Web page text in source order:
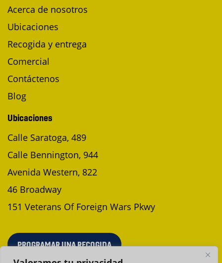
Acerca de nosotros
Ubicaciones
Recogida y entrega
Comercial
Contáctenos
Blog
Ubicaciones
Calle Saratoga, 489
Calle Bennington, 944
Avenida Western, 822
46 Broadway
151 Veterans Of Foreign Wars Pkwy
PROGRAMAR UNA RECOGIDA